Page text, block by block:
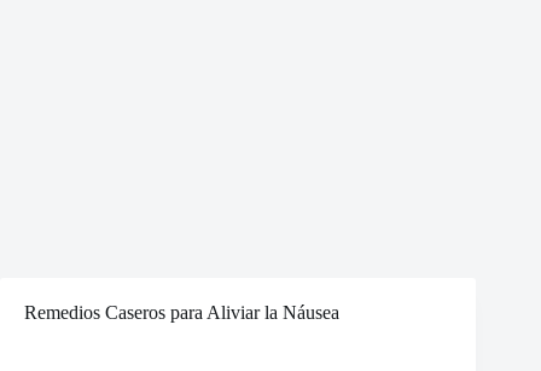
Remedios Caseros para Aliviar la Náusea